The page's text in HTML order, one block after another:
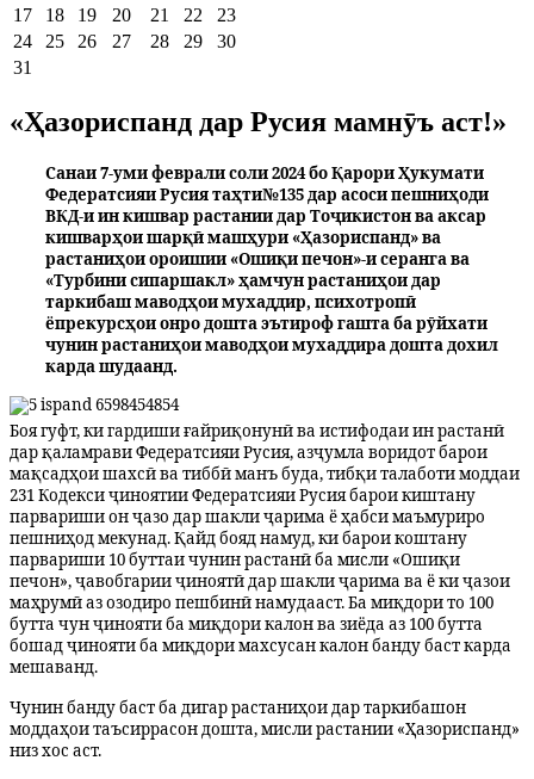
17
18 19 20 21 22
23
24
25 26 27 28 29
30
31
«Ҳазориспанд дар Русия мамнӯъ аст!»
Санаи 7-уми феврали соли 2024 бо Қарори Ҳукумати
Федератсияи Русия таҳти№135 дар асоси пешниҳоди
ВКД-и ин кишвар растании дар Тоҷикистон ва аксар
кишварҳои шарқӣ машҳури «Ҳазориспанд» ва
растаниҳои ороишии «Ошиқи печон»-и серанга ва
«Турбини сипаршакл» ҳамчун растаниҳои дар
таркибаш маводҳои мухаддир, психотропӣ
ёпрекурсҳои онро дошта эътироф гашта ба рӯйхати
чунин растаниҳои маводҳои мухаддира дошта дохил
карда шудаанд.
Боя гуфт, ки гардиши ғайриқонунӣ ва истифодаи ин растанӣ
дар қаламрави Федератсияи Русия, азҷумла воридот барои
мақсадҳои шахсӣ ва тиббӣ манъбуда, тибқи талаботи моддаи
231 Кодекси ҷиноятии Федератсияи Русия барои киштану
парвариши он ҷазо дар шакли ҷарима ё ҳабси маъмуриро
пешниҳод мекунад. Қайд бояд намуд, ки барои коштану
парвариши 10 буттаи чунин растанӣ ба мисли «Ошиқи
печон», ҷавобгарии ҷиноятӣ дар шакли ҷарима ва ё ки ҷазои
маҳрумӣ аз озодиро пешбинӣ намудааст.Ба миқдори то 100
бутта чун ҷинояти ба миқдори калон ва зиёда аз 100 бутта
бошад ҷинояти ба миқдори махсусан калон банду баст карда
мешаванд.
Чунин банду баст ба дигар растаниҳои дар таркибашон
моддаҳои таъсиррасон дошта, мисли растании «Ҳазориспанд»
низ хос аст.